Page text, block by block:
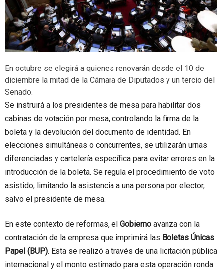
En octubre se elegirá a quienes renovarán desde el 10 de
diciembre la mitad de la Cámara de Diputados y un tercio del
Senado.
Se instruirá a los presidentes de mesa para habilitar dos
cabinas de votación por mesa, controlando la firma de la
boleta y la devolución del documento de identidad. En
elecciones simultáneas o concurrentes, se utilizarán urnas
diferenciadas y cartelería específica para evitar errores en la
introducción de la boleta. Se regula el procedimiento de voto
asistido, limitando la asistencia a una persona por elector,
salvo el presidente de mesa.
En este contexto de reformas, el Gobierno avanza con la
contratación de la empresa que imprimirá las Boletas Únicas
Papel (BUP). Esta se realizó a través de una licitación pública
internacional y el monto estimado para esta operación ronda